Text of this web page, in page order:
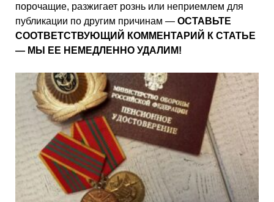
порочащие, разжигает рознь или неприемлем для
публикации по другим причинам — ОСТАВЬТЕ
СООТВЕТСТВУЮЩИЙ КОММЕНТАРИЙ К СТАТЬЕ
— МЫ ЕЕ НЕМЕДЛЕННО УДАЛИМ!